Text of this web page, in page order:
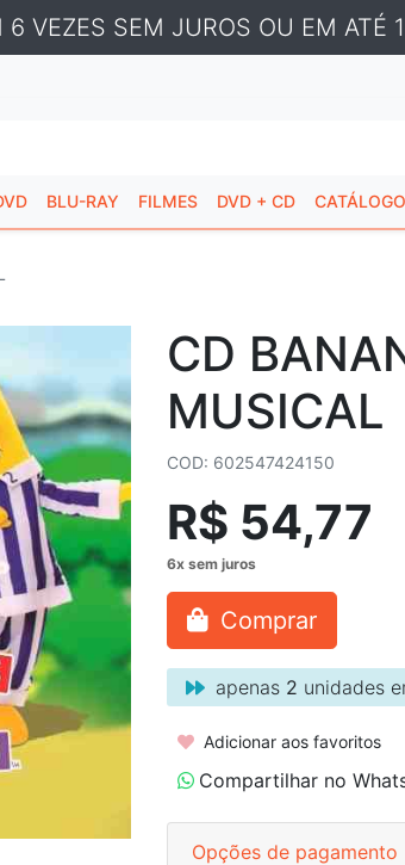
6 VEZES SEM JUROS OU EM ATÉ
BLU-RAY FILMES DVD + CD CATÁLOGO
CD
MUSICAL
COD: 602547424150
R$ 54,77
Comprar
apenas 2 unidades
Adicionar aos favoritos
Compartilhar no
Opções de pagamento